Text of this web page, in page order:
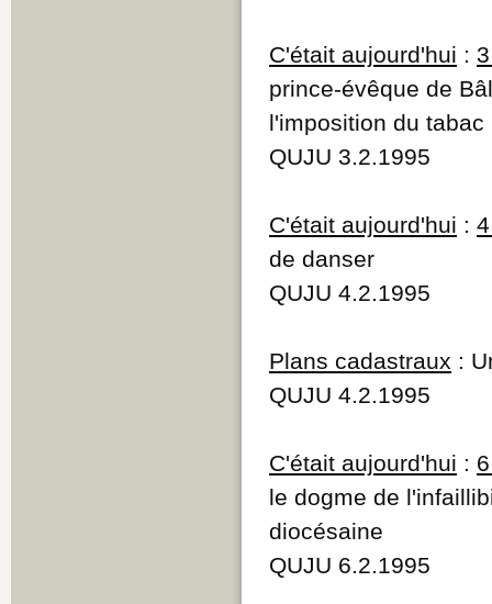
C'était aujourd'hui :
prince-évêque de
l'imposition du tabac
QUJU 3.2.1995
C'était aujourd'hui :
de danser
QUJU 4.2.1995
Plans cadastraux :
QUJU 4.2.1995
C'était aujourd'hui :
le dogme de
diocésaine
QUJU 6.2.1995